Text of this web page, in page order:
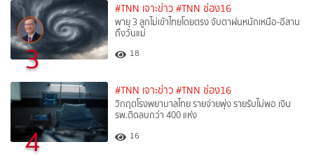
3
#TNN เจาะข่าว #TNN ช่อง16
พายุ 3 ลูกไม่เข้าไทยโดยตรง จับตาฝนหนักเหนือ-อีสาน
ถึงวันแม่
18
4
#TNN เจาะข่าว #TNN ช่อง16
วิกฤตโรงพยาบาลไทย รายจ่ายพุ่ง รายรับไม่พอ เงิน
รพ.ติดลบกว่า 400 แห่ง
16